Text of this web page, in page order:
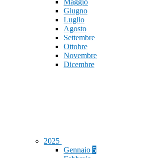
Maggio
Giugno
Luglio
Agosto
Settembre
Ottobre
Novembre
Dicembre
2025
Gennaio 5